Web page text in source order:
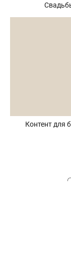
Контент для